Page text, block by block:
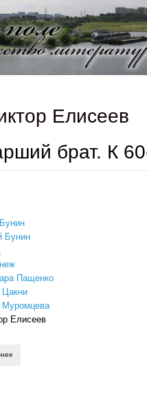
Елисеев
брат. К
Бунин
Пащенко
Муромцева
Елисеев